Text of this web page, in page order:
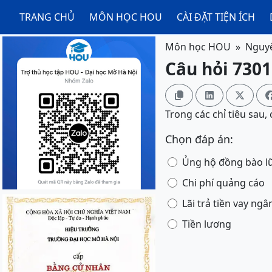
TRANG CHỦ MÔN HỌC HOU CÀI ĐẶT TIỆN ÍCH
Môn học HOU
Câu hỏi
  
Trong các chỉ tiêu
Chọn đáp án:
Ủng hộ đồng bào
Chi phí quảng cáo
Lãi trả tiền vay
Tiền lương